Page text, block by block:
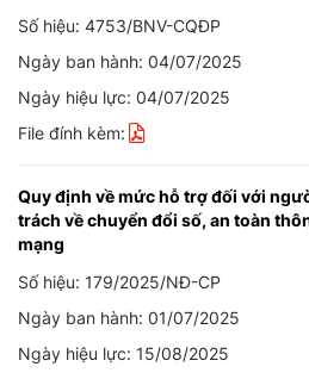
Số hiệu: 4753/BNV-CQĐP
Ngày ban hành: 04/07/2025
Ngày hiệu lực: 04/07/2025
File đính kèm:
Quy định về mức hỗ trợ đối với
trách về chuyển đổi số, an toàn
mạng
Số hiệu: 179/2025/NĐ-CP
Ngày ban hành: 01/07/2025
Ngày hiệu lực: 15/08/2025